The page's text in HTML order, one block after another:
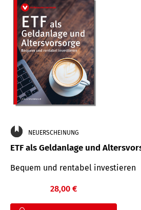
NEUERSCHEINUNG
ETF als Geldanlage und
Bequem und rentabel investieren
28,00 €